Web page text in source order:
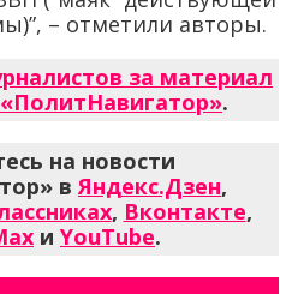
– отметили авторы.
за материал
.
на новости
вЯндекс.Дзен,
, Вконтакте,
и YouTube.